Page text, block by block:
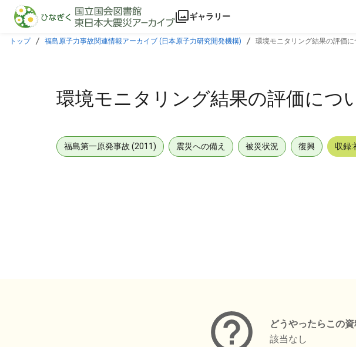
本文に飛ぶ
ギャラリー
トップ 福島原子力事故関連情報アーカイブ (日本原子力研究開発機構) 環境モニタリング結果の評価
環境モニタリング結果の評価につ
福島第一原発事故 (2011) 震災への備え 被災状況 復興 収録:
どうやったらこの
該当なし